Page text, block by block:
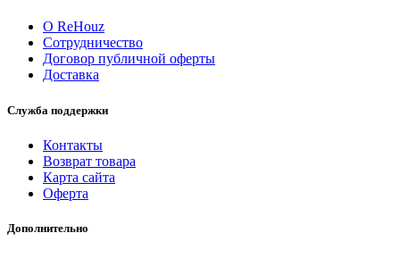
О ReHouz
Сотрудничество
Договор публичной оферты
Доставка
Служба поддержки
Контакты
Возврат товара
Карта сайта
Оферта
Дополнительно